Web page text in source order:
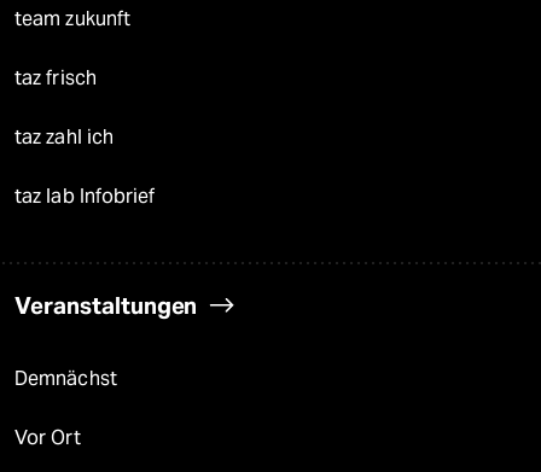
team zukunft
taz frisch
taz zahl ich
taz lab Infobrief
Veranstaltungen
Demnächst
Vor Ort